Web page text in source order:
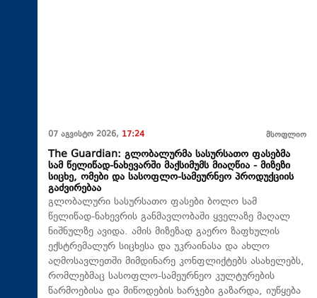
07 აგვისტო 2026, 17:24 მსოფლიო
The Guardian: გლობალურმა სასურსათო ფასებმა
სამ წელიწად-ნახევარში მაქსიმუმს მიაღწია - მიზეზი
სიცხე, ომები და სასოფლო-სამეურნეო პროდუქციის
გაძვირებაა
გლობალური სასურსათო ფასები ბოლო სამ
წელიწად-ნახევრის განმავლობაში ყველაზე მაღალ
ნიშნულზე ავიდა. ამის მიზეზად გაერო ზაფხულის
ექსტრემალურ სიცხესა და უკრაინასა და ახლო
აღმოსავლეთში მიმდინარე კონფლიქტებს ასახელებს,
რომლებმაც სასოფლო-სამეურნეო კულტურების
წარმოებისა და მიწოდების ხარჯები გაზარდა, იუწყება